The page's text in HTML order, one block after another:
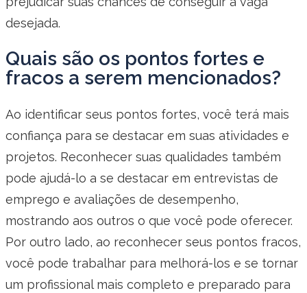
desejada.
Quais são os pontos fortes e
fracos a serem mencionados?
Ao identificar seus pontos fortes, você terá mais
confiança para se destacar em suas atividades e
projetos. Reconhecer suas qualidades também
pode ajudá-lo a se destacar em entrevistas de
emprego e avaliações de desempenho,
mostrando aos outros o que você pode oferecer.
Por outro lado, ao reconhecer seus pontos fracos,
você pode trabalhar para melhorá-los e se tornar
um profissional mais completo e preparado para